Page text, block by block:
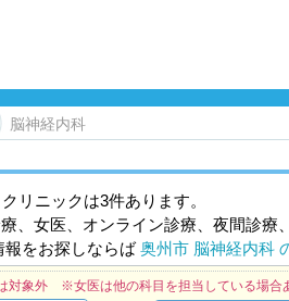
脳神経内科
リニックは3件あります。
、女医、オンライン診療、夜間診
報をお探しならば奥州市 脳神経内科
対象外 ※女医は他の科目を担当している場合